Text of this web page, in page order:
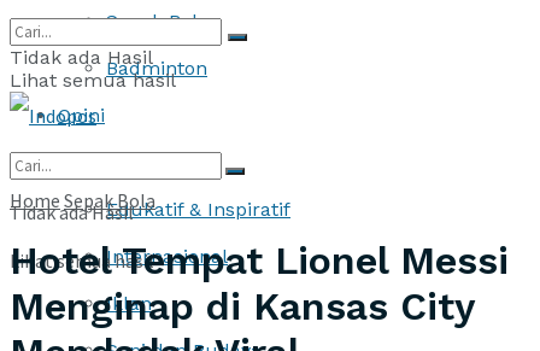
Sepak Bola
Badminton
Opini
Edukatif & Inspiratif
Internasional
Iklan
Tidak ada Hasil
Lihat semua hasil
Tidak ada Hasil
Lihat semua hasil
Home Sepak Bola
Hotel Tempat Lionel Messi
Menginap di Kansas City